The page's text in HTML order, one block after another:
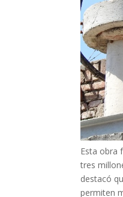
Esta obra
tres
destacó
permiten